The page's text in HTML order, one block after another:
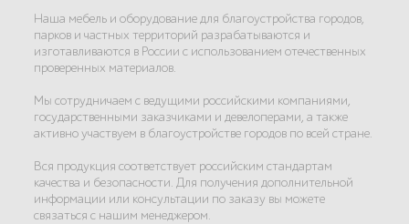
Наша мебель и оборудование для благоустройства городов,
парков и частных территорий разрабатываются и
изготавливаются в России с использованием отечественных
проверенных материалов.
Мы сотрудничаем с ведущими российскими компаниями,
государственными заказчиками и девелоперами, а также
активно участвуем в благоустройстве городов по всей стране.
Вся продукция соответствует российским стандартам
качества и безопасности. Для получения дополнительной
информации или консультации по заказу вы можете
связаться с нашим менеджером.